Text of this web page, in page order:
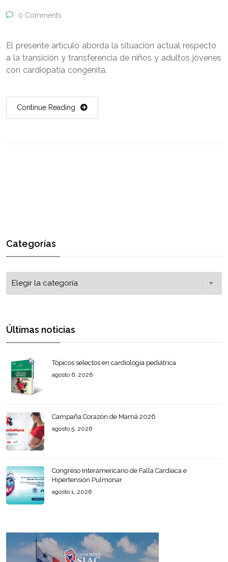
0 Comments
El presente artículo aborda la situación actual respecto
a la transición y transferencia de niños y adultos jóvenes
con cardiopatía congénita.
Continue Reading
Categorías
Últimas noticias
Tópicos selectos en cardiología pediátrica
agosto 6, 2026
Campaña Corazón de Mamá 2026
agosto 5, 2026
Congreso Interamericano de Falla Cardíaca e
Hipertensión Pulmonar
agosto 1, 2026